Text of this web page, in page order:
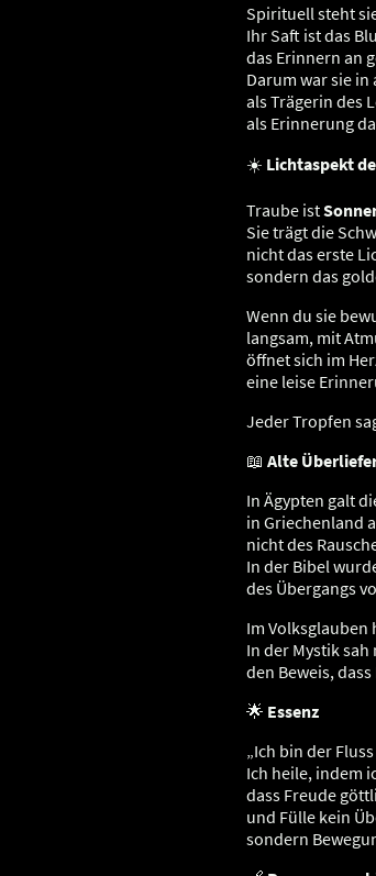
Spirituell steht
Ihr Saft ist das
das Erinnern an
Darum war sie
als Trägerin des
als Erinnerung
☀️ Lichtaspekt
Traube ist
Sie trägt die
nicht das erste
sondern das
Wenn du sie
langsam, mit
öffnet sich im
eine leise
Jeder Tropfen
📖 Alte
In Ägypten galt
in Griechenland
nicht des
In der Bibel
des Übergangs
Im Volksglauben
In der Mystik
den Beweis,
🌟 Essenz
„Ich bin der
Ich heile, indem
dass Freude
und Fülle kein
sondern